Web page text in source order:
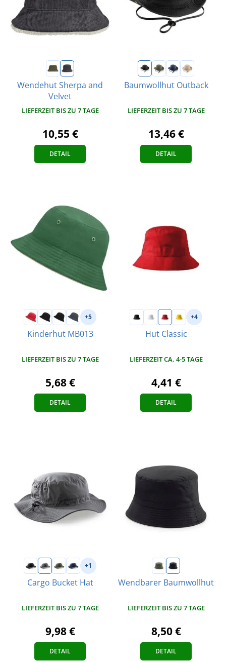
Wendehut Sherpa and
Velvet
LIEFERZEIT BIS ZU 7 TAGE
10,55 €
DETAIL
Baumwollhut Outback
LIEFERZEIT BIS ZU 7 TAGE
13,46 €
DETAIL
+5
Kinderhut MB013
LIEFERZEIT BIS ZU 7 TAGE
5,68 €
DETAIL
+4
Hut Classic
LIEFERZEIT CA. 4-5 TAGE
4,41 €
DETAIL
+1
Cargo Bucket Hat
LIEFERZEIT BIS ZU 7 TAGE
9,98 €
DETAIL
Wendbarer Baumwollhut
LIEFERZEIT BIS ZU 7 TAGE
8,50 €
DETAIL